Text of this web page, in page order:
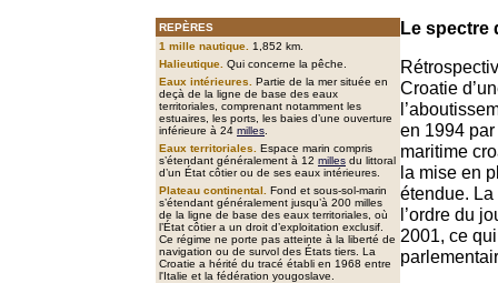
REPÈRES
1 mille nautique.
1,852 km.
Halieutique. Qui concerne la pêche.
Eaux intérieures.
Partie de la mer située en
deçà de la ligne de base des eaux
territoriales, comprenant notamment les
estuaires, les ports, les baies d’une ouverture
inférieure à 24 milles
Eaux territoriales.
Espace marin compris
s’étendant généralement à 12 milles du littoral
d’un État côtier ou de ses eaux intérieures.
Plateau continental.
Fond et sous-sol-marin
s’étendant généralement jusqu’à 200 milles
de la ligne de base des eaux territoriales, où
l’État côtier a un droit d’exploitation exclusif.
Ce régime ne porte pas atteinte à la liberté de
navigation ou de survol des États tiers. La
Croatie a hérité du tracé établi en 1968 entre
l'Italie et la fédération yougoslave.
Le spectre
Croatie
en 1994
maritime
la mise en
étendue.
l’ordre du
2001, ce